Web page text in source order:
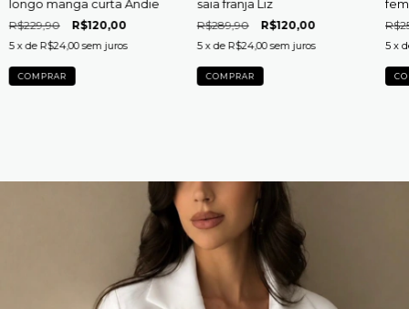
longo manga curta Andie
R$229,90 R$120,00
5 x de R$24,00 sem juros
COMPRAR
saia franja Liz
R$289,90 R$120,00
5 x de R$24,00 sem juros
COMPRAR
5 x